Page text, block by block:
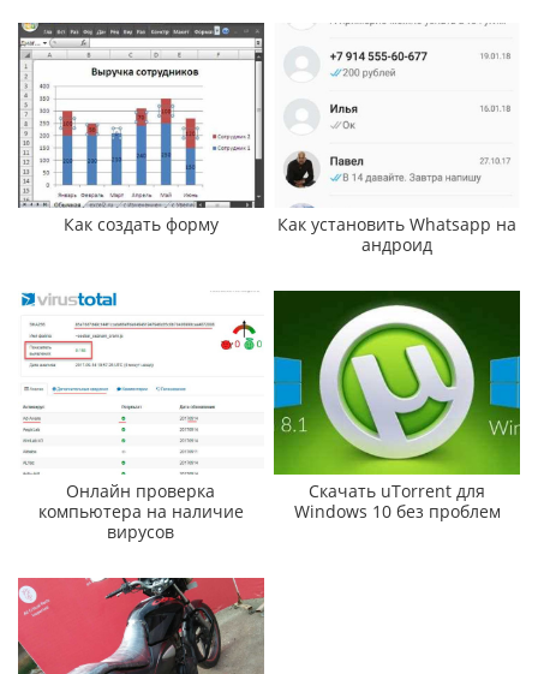
Как создать форму
Как установить Whatsapp на
андроид
Онлайн проверка
компьютера на наличие
вирусов
Скачать uTorrent для
Windows 10 без проблем